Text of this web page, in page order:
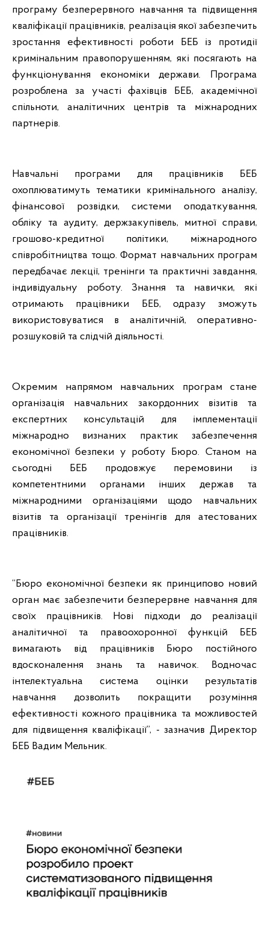
програму безперервного навчання та підвищення
кваліфікації працівників, реалізація якої забезпечить
зростання ефективності роботи БЕБ із протидії
кримінальним правопорушенням, які посягають на
функціонування економіки держави. Програма
розроблена за участі фахівців БЕБ, академічної
спільноти, аналітичних центрів та міжнародних
партнерів.
Навчальні програми для працівників БЕБ
охоплюватимуть тематики кримінального аналізу,
фінансової розвідки, системи оподаткування,
обліку та аудиту, держзакупівель, митної справи,
грошово-кредитної політики, міжнародного
співробітництва тощо. Формат навчальних програм
передбачає лекції, тренінги та практичні завдання,
індивідуальну роботу. Знання та навички, які
отримають працівники БЕБ, одразу зможуть
використовуватися в аналітичній, оперативно-
розшуковій та слідчій діяльності.
Окремим напрямом навчальних програм стане
організація навчальних закордонних візитів та
експертних консультацій для імплементації
міжнародно визнаних практик забезпечення
економічної безпеки у роботу Бюро. Станом на
сьогодні БЕБ продовжує перемовини із
компетентними органами інших держав та
міжнародними організаціями щодо навчальних
візитів та організації тренінгів для атестованих
працівників.
“Бюро економічної безпеки як принципово новий
орган має забезпечити безперервне навчання для
своїх працівників. Нові підходи до реалізації
аналітичної та правоохоронної функцій БЕБ
вимагають від працівників Бюро постійного
вдосконалення знань та навичок. Водночас
інтелектуальна система оцінки результатів
навчання дозволить покращити розуміння
ефективності кожного працівника та можливостей
для підвищення кваліфікації”, - зазначив Директор
БЕБ Вадим Мельник.